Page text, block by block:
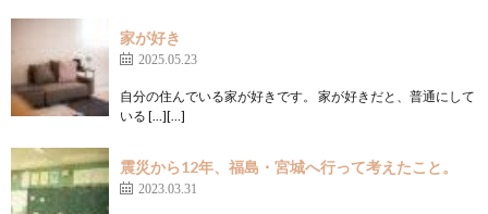
家が好き
2025.05.23
自分の住んでいる家が好きです。 家が好きだと、普通にして
いる […][…]
震災から12年、福島・宮城へ行って考えたこと。
2023.03.31